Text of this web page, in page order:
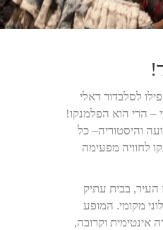
לסלבדור דאלי
– הרי הוא הפלמנקו!
והיסטוריה– כל
לחוויה מפעימה
בבית עתיק
קטאלוני מקומי. המופע
אינטימית וקרובה,